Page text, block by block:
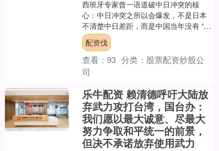
西班牙专家曾一语道破中日冲突的核
心：中日冲突之所以会爆发，不是日本
不清楚中日差距，而是中国当年没有 “清
算” 导致的。这话听着扎心，却戳中了中
日之间最核心的历史....
配资伐
查看：93 分类： 股票配资炒股公
司
乐牛配资 赖清德呼吁大陆放
弃武力攻打台湾，国台办：
我们愿以最大诚意、尽最大
努力争取和平统一的前景，
但决不承诺放弃使用武力